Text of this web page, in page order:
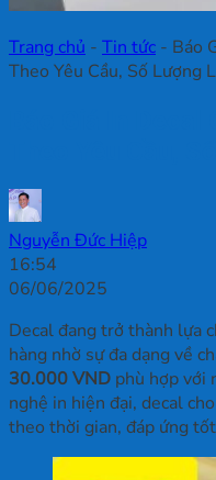
Trang chủ - Tin tức - Báo
Theo Yêu Cầu, Số Lượng
Nguyễn Đức Hiệp
16:54
06/06/2025
Decal đang trở thành lựa
hàng nhờ sự đa dạng về
30.000 VND phù hợp với
nghệ in hiện đại, decal
theo thời gian, đáp ứng